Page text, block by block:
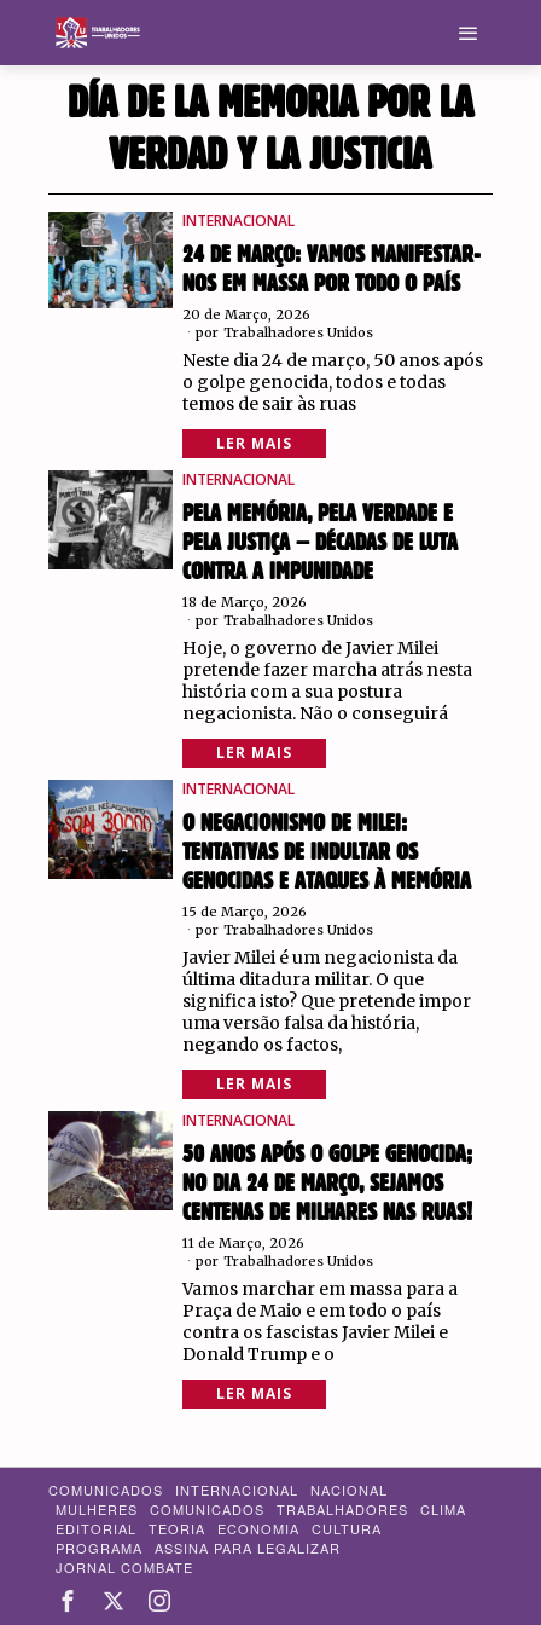
DÍA DE LA MEMORIA POR LA
VERDAD Y LA JUSTICIA
INTERNACIONAL
24 DE MARÇO: VAMOS MANIFESTAR-
NOS EM MASSA POR TODO O PAÍS
20 de Março, 2026
por Trabalhadores Unidos
Neste dia 24 de março, 50 anos após
o golpe genocida, todos e todas
temos de sair às ruas
LER MAIS
INTERNACIONAL
PELA MEMÓRIA, PELA VERDADE E
PELA JUSTIÇA – DÉCADAS DE LUTA
CONTRA A IMPUNIDADE
18 de Março, 2026
por Trabalhadores Unidos
Hoje, o governo de Javier Milei
pretende fazer marcha atrás nesta
história com a sua postura
negacionista. Não o conseguirá
LER MAIS
INTERNACIONAL
O NEGACIONISMO DE MILEI:
TENTATIVAS DE INDULTAR OS
GENOCIDAS E ATAQUES À MEMÓRIA
15 de Março, 2026
por Trabalhadores Unidos
Javier Milei é um negacionista da
última ditadura militar. O que
significa isto? Que pretende impor
uma versão falsa da história,
negando os factos,
LER MAIS
INTERNACIONAL
50 ANOS APÓS O GOLPE GENOCIDA;
NO DIA 24 DE MARÇO, SEJAMOS
CENTENAS DE MILHARES NAS RUAS!
11 de Março, 2026
por Trabalhadores Unidos
Vamos marchar em massa para a
Praça de Maio e em todo o país
contra os fascistas Javier Milei e
Donald Trump e o
LER MAIS
COMUNICADOS INTERNACIONAL
NACIONAL
MULHERES
COMUNICADOS TRABALHADORES
CLIMA
EDITORIAL
TEORIA ECONOMIA
CULTURA
PROGRAMA
ASSINA PARA LEGALIZAR
JORNAL COMBATE